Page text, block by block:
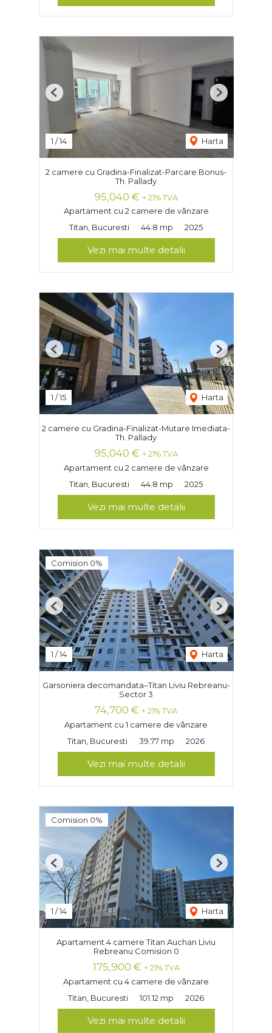
1 /14 Harta
Previous Next
2 camere cu Gradina-Finalizat-Parcare Bonus-
Th. Pallady
95,040 € + 21% TVA
Apartament cu 2 camere de vânzare
Titan, Bucuresti
44.8 mp 2025
Vezi mai multe detalii
1 /15 Harta
Previous Next
2 camere cu Gradina-Finalizat-Mutare Imediata-
Th. Pallady
95,040 € + 21% TVA
Apartament cu 2 camere de vânzare
Titan, Bucuresti
44.8 mp 2025
Vezi mai multe detalii
Comision 0%
1 /14 Harta
Previous Next
Garsoniera decomandata–Titan Liviu Rebreanu-
Sector 3
74,700 € + 21% TVA
Apartament cu 1 camere de vânzare
Titan, Bucuresti
39.77 mp 2026
Vezi mai multe detalii
Comision 0%
1 /14 Harta
Previous Next
Apartament 4 camere Titan Auchan Liviu
Rebreanu Comision 0
175,900 € + 21% TVA
Apartament cu 4 camere de vânzare
Titan, Bucuresti
101.12 mp 2026
Vezi mai multe detalii